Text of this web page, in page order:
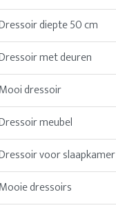
diepte 50 cm
met deuren
Mooi dressoir
meubel
voor slaapkamer
Mooie dressoirs